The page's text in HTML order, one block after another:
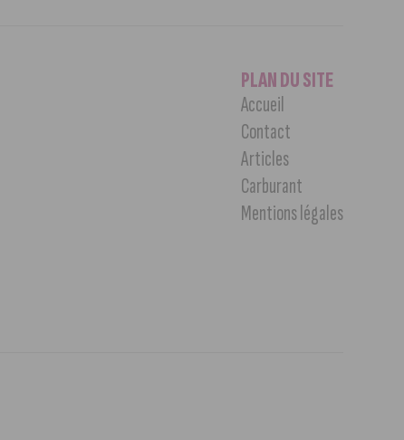
PLAN DU SITE
Accueil
Contact
Articles
Carburant
Mentions légales